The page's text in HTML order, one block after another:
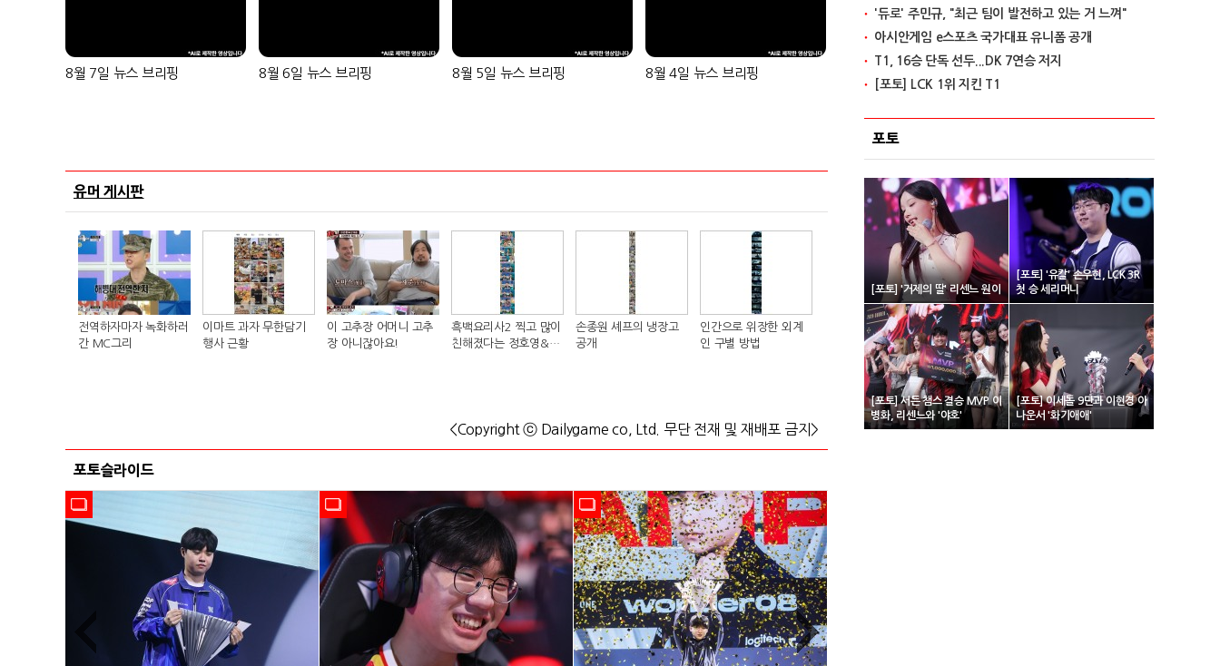
8월 7일 뉴스 브리핑 8월 6일 뉴스 브리핑 8월 5일 뉴스 브리핑 8월 4일 뉴스 브리핑
유머 게시판
전역하자마자 녹화하러
간 MC그리
이마트 과자 무한담기
행사 근황
이 고추장 어머니 고추
장 아니잖아요!
흑백요리사2 찍고 많이
친해졌다는 정호영&샘
손종원 셰프의 냉장고
공개
인간으로 위장한 외계
인 구별 방법
<Copyright ⓒ Dailygame co, Ltd. 무단 전재 및 재배포 금지>
포토슬라이드
'듀로' 주민규, "최근 팀이 발전하고 있는 거 느껴"
아시안게임 e스포츠 국가대표 유니폼 공개
T1, 16승 단독 선두...DK 7연승 저지
[포토] LCK 1위 지킨 T1
포토
[포토] '거제의 딸' 리센느 원이
[포토] '유칼' 손우현, LCK 3R
첫 승 세리머니
[포토] 서든 챔스 결승 MVP 이
병화, 리센느와 '야호'
[포토] 이세돌 9단과 이현경 아
나운서 '화기애애'